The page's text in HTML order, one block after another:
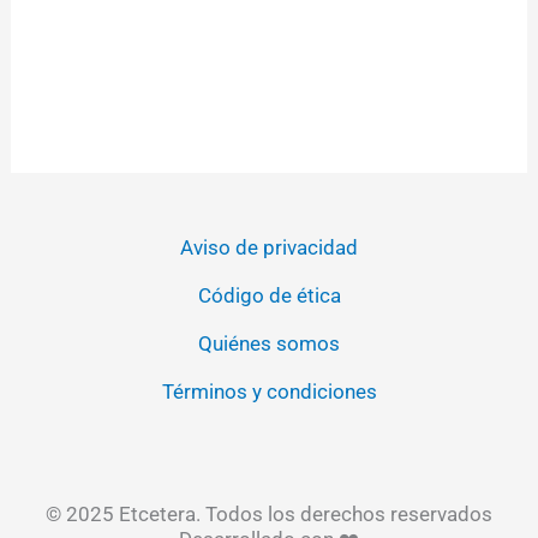
Aviso de privacidad
Código de ética
Quiénes somos
Términos y condiciones
© 2025 Etcetera. Todos los derechos reservados